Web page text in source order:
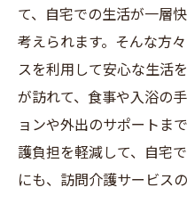
て、自宅での生活が一層
考えられます。そんな方
スを利用して安心な生活
が訪れて、食事や入浴の
ョンや外出のサポートま
護負担を軽減して、自宅
にも、訪問介護サービス